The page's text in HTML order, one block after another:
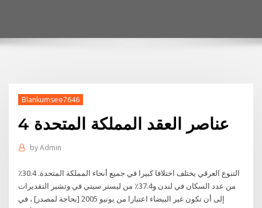
Blankumsee7646
4 عناصر العقد المملكة المتحدة
byAdmin
التنوع العرقي يختلف اختلافا كبيرا في جميع أنحاء المملكة المتحدة. 30.4٪
من عدد السكان في لندن و37.4٪ من ليستر سيتي في وتشير التقديرات
إلى أن تكون غير البيضاء اعتبارا من يونيو 2005 [بحاجة لمصدر] ، في